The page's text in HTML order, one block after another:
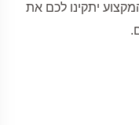
יתקינו לכם את